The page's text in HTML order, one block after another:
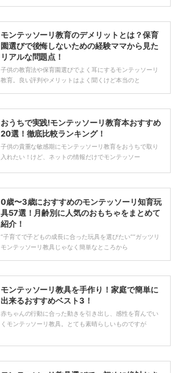
モンテッソーリ教育のデメリットとは？保育
園選びで後悔しないための経験ママから見た
リアルな問題点！
子供の教育法や保育園選びでよく耳にするモンテッソーリ
教育。良い評判やメリットはよく聞くけど本当のと
おうちで実践!モンテッソーリ教育本おすすめ
20選！徹底比較ランキング！
子供の貴重な敏感期にモンテッソーリ教育をおうちで取り
入れたい！けど、ネットの情報だけでモンテッソー
0歳〜3歳におすすめのモンテッソーリ知育玩
具57選！月齢別に人気のおもちゃをまとめて
紹介！
“子育てで子どもの成長に合った玩具を選びたい”“ガッツリ
モンテッソーリ教具じゃなく簡単なところから
モンテッソーリ教具を手作り！家庭で簡単に
出来るおすすめベスト3！
赤ちゃんの行動に合った動きを引き出し、感性を育んでい
くモンテッソーリ教具。とても素晴らしいものですが